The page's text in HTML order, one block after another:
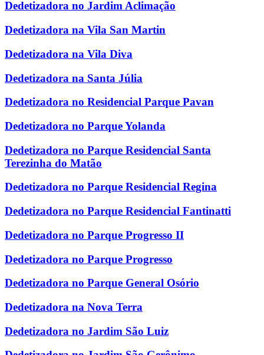
Dedetizadora no Jardim Aclimação
Dedetizadora na Vila San Martin
Dedetizadora na Vila Diva
Dedetizadora na Santa Júlia
Dedetizadora no Residencial Parque Pavan
Dedetizadora no Parque Yolanda
Dedetizadora no Parque Residencial Santa
Terezinha do Matão
Dedetizadora no Parque Residencial Regina
Dedetizadora no Parque Residencial Fantinatti
Dedetizadora no Parque Progresso II
Dedetizadora no Parque Progresso
Dedetizadora no Parque General Osório
Dedetizadora na Nova Terra
Dedetizadora no Jardim São Luiz